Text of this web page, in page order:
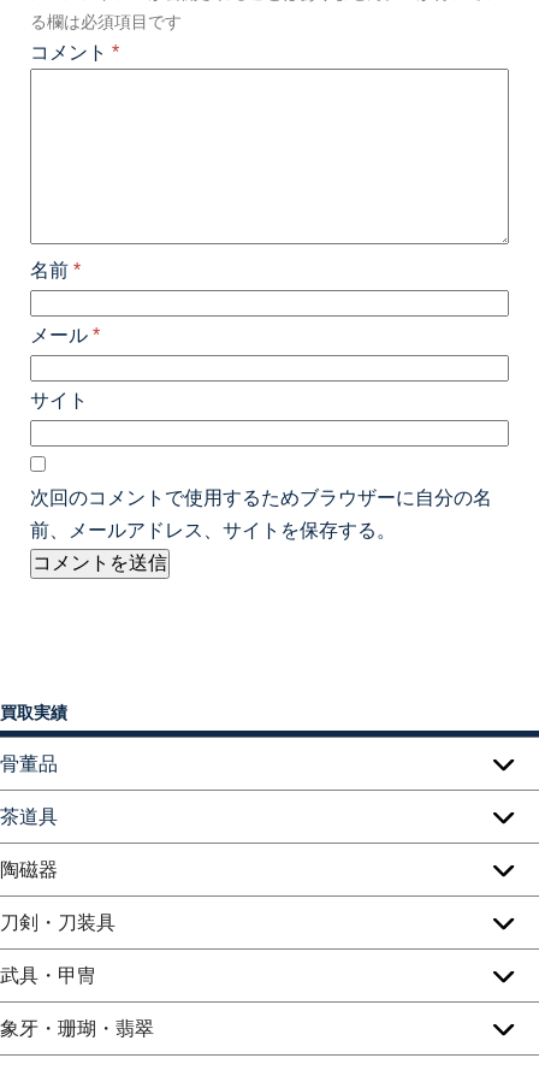
る欄は必須項目です
コメント *
名前 *
メール *
サイト
次回のコメントで使用するためブラウザーに自分の名
前、メールアドレス、サイトを保存する。
買取実績
骨董品
茶道具
陶磁器
刀剣・刀装具
武具・甲冑
象牙・珊瑚・翡翠